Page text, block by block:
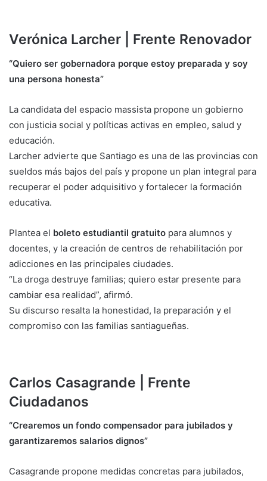
Verónica Larcher | Frente Renovador
“Quiero ser gobernadora porque estoy preparada y soy
una persona honesta”
La candidata del espacio massista propone un gobierno
con justicia social y políticas activas en empleo, salud y
educación.
Larcher advierte que Santiago es una de las provincias con
sueldos más bajos del país y propone un plan integral para
recuperar el poder adquisitivo y fortalecer la formación
educativa.
Plantea el boleto estudiantil gratuito para alumnos y
docentes, y la creación de centros de rehabilitación por
adicciones en las principales ciudades.
“La droga destruye familias; quiero estar presente para
cambiar esa realidad”, afirmó.
Su discurso resalta la honestidad, la preparación y el
compromiso con las familias santiagueñas.
Carlos Casagrande | Frente
Ciudadanos
“Crearemos un fondo compensador para jubilados y
garantizaremos salarios dignos”
Casagrande propone medidas concretas para jubilados,